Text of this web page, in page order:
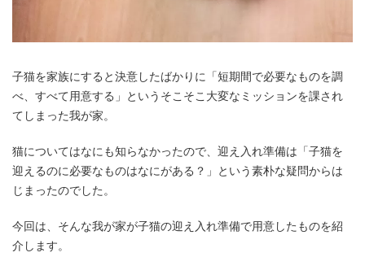
子猫を家族にすると決意したばかりに「短期間で必要なものを調
べ、すべて用意する」というそこそこ大変なミッションを課され
てしまった我が家。
猫についてはなにも知らなかったので、迎え入れ準備は「子猫を
迎えるのに必要なものはなにがある？」という素朴な疑問からは
じまったのでした。
今回は、そんな我が家が子猫の迎え入れ準備で用意したものを紹
介します。